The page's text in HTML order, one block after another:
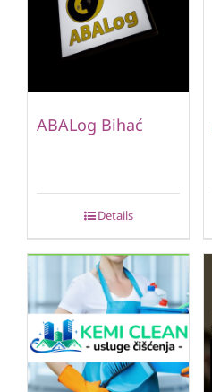
ABALog Bihać
Details